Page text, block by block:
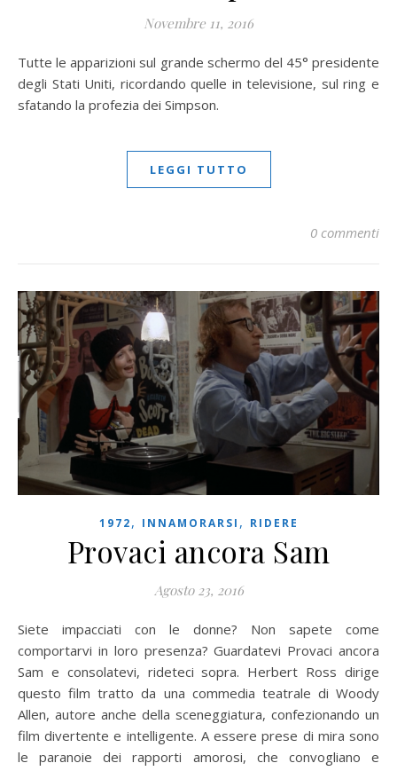
Novembre 11, 2016
Tutte le apparizioni sul grande schermo del 45° presidente
degli Stati Uniti, ricordando quelle in televisione, sul ring e
sfatando la profezia dei Simpson.
LEGGI TUTTO
0 commenti
1972, INNAMORARSI , RIDERE
Provaci ancora Sam
Agosto 23, 2016
Siete impacciati con le donne? Non sapete come
comportarvi in loro presenza? Guardatevi Provaci ancora
Sam e consolatevi, rideteci sopra. Herbert Ross dirige
questo film tratto da una commedia teatrale di Woody
Allen, autore anche della sceneggiatura, confezionando un
film divertente e intelligente. A essere prese di mira sono
le paranoie dei rapporti amorosi, che convogliano e